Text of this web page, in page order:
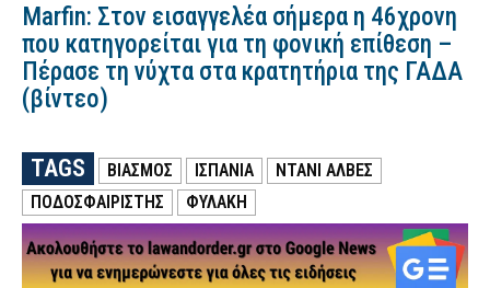
Marfin: Στον εισαγγελέα σήμερα η 46χρονη
που κατηγορείται για τη φονική επίθεση –
Πέρασε τη νύχτα στα κρατητήρια της ΓΑΔΑ
(βίντεο)
TAGS ΒΙΑΣΜΟΣ ΙΣΠΑΝΙΑ
ΝΤΆΝΙ ΑΛΒΕΣ
ΠΟΔΟΣΦΑΙΡΙΣΤΗΣ
ΦΥΛΑΚΗ